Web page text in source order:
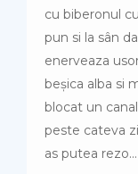
cu biberonul
pun si la sân
enerveaza
beșica alba si
blocat un
peste cateva
as putea rezo...